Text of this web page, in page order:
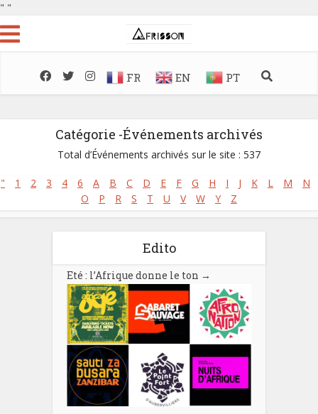
" "
FR EN PT
Catégorie -Événements archivés
Total d’Événements archivés sur le site : 537
" 1 2 3 4 6 A B C D E F G H I J K L M
N
O
P R S T U V W Y Z
Edito
Eté : l’Afrique donne le ton →